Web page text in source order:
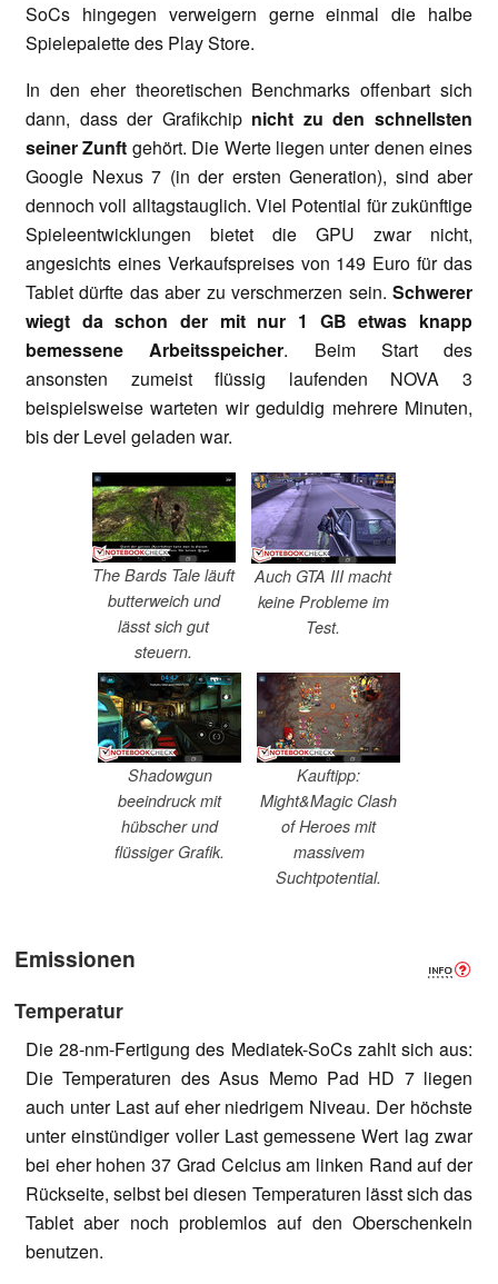
SoCs hingegen verweigern gerne einmal die halbe
Spielepalette des Play Store.
In den eher theoretischen Benchmarks offenbart sich
dann, dass der Grafikchip nicht zu den schnellsten
seiner Zunft gehört. Die Werte liegen unter denen eines
Google Nexus 7 (in der ersten Generation), sind aber
dennoch voll alltagstauglich. Viel Potential für zukünftige
Spieleentwicklungen bietet die GPU zwar nicht,
angesichts eines Verkaufspreises von 149 Euro für das
Tablet dürfte das aber zu verschmerzen sein. Schwerer
wiegt da schon der mit nur 1 GB etwas knapp
bemessene Arbeitsspeicher. Beim Start des
ansonsten zumeist flüssig laufenden NOVA 3
beispielsweise warteten wir geduldig mehrere Minuten,
bis der Level geladen war.
The Bards Tale läuft
butterweich und
lässt sich gut
steuern.
Auch GTA III macht
keine Probleme im
Test.
Shadowgun
beeindruck mit
hübscher und
flüssiger Grafik.
Kauftipp:
Might&Magic Clash
of Heroes mit
massivem
Suchtpotential.
Emissionen
Temperatur
Die 28-nm-Fertigung des Mediatek-SoCs zahlt sich aus:
Die Temperaturen des Asus Memo Pad HD 7 liegen
auch unter Last auf eher niedrigem Niveau. Der höchste
unter einstündiger voller Last gemessene Wert lag zwar
bei eher hohen 37 Grad Celcius am linken Rand auf der
Rückseite, selbst bei diesen Temperaturen lässt sich das
Tablet aber noch problemlos auf den Oberschenkeln
benutzen.